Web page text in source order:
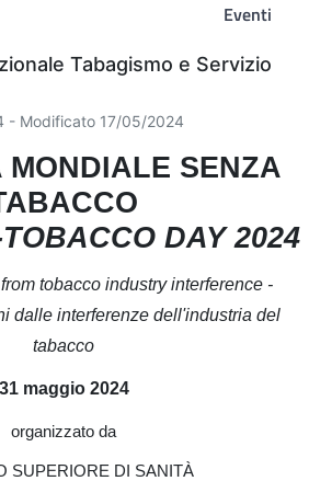
Eventi
Tabagismo e Servizio
- Modificato 17/05/2024
MONDIALE SENZA
DAY 2024
tobacco industry interference -
dalle interferenze dell'industria del
tabacco
31 maggio 2024
organizzato da
SUPERIORE DI SANITÀ